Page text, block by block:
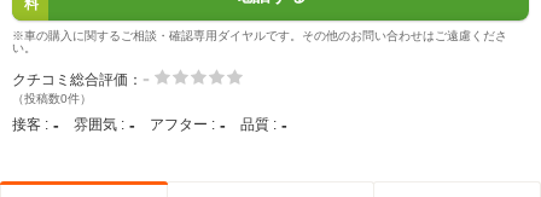
料
※車の購入に関するご相談・確認専用ダイヤルです。その他のお問い合わせはご遠慮くださ
い。
クチコミ総合評価： -
（投稿数0件）
接客 : - 雰囲気 : - アフター : - 品質 : -